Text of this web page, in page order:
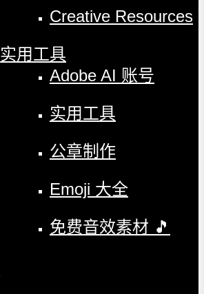
Creative Resources
实用工具
Adobe AI 账号
实用工具
公章制作
Emoji 大全
免费音效素材 🎵